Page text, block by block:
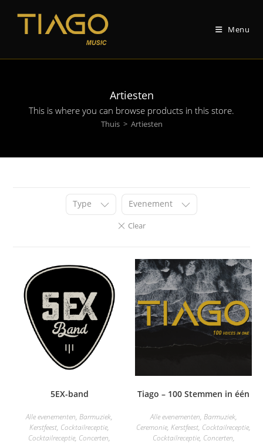
Menu
Artiesten
This is where you can browse products in this store.
Thuis > Artiesten
Type Evenement
5EX-band
Alle evenementen,Barmuziek,
Kerstfeest, Cocktailreceptie,
Cocktailreceptie, Concerten,
Tiago – 100 Stemmen in één
Alle evenementen, Barmuziek,
Ceremonie,Kerstfeest, Cocktailreceptie,
Cocktailreceptie, Concerten,